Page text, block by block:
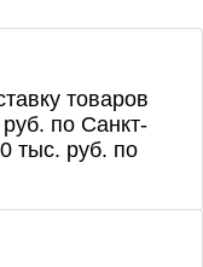
товаров
руб. по Санкт-
тыс. руб. по